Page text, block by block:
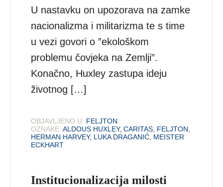
U nastavku on upozorava na zamke
nacionalizma i militarizma te s time
u vezi govori o ”ekološkom
problemu čovjeka na Zemlji”.
Konačno, Huxley zastupa ideju
životnog […]
OBJAVLJENO U: FELJTON
OZNAKE: ALDOUS HUXLEY,CARITAS FELJTON
HERMAN HARVEY, LUKA DRAGANIĆ MEISTER
ECKHART
Institucionalizacija milosti